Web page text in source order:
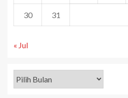
30 31
« Jul